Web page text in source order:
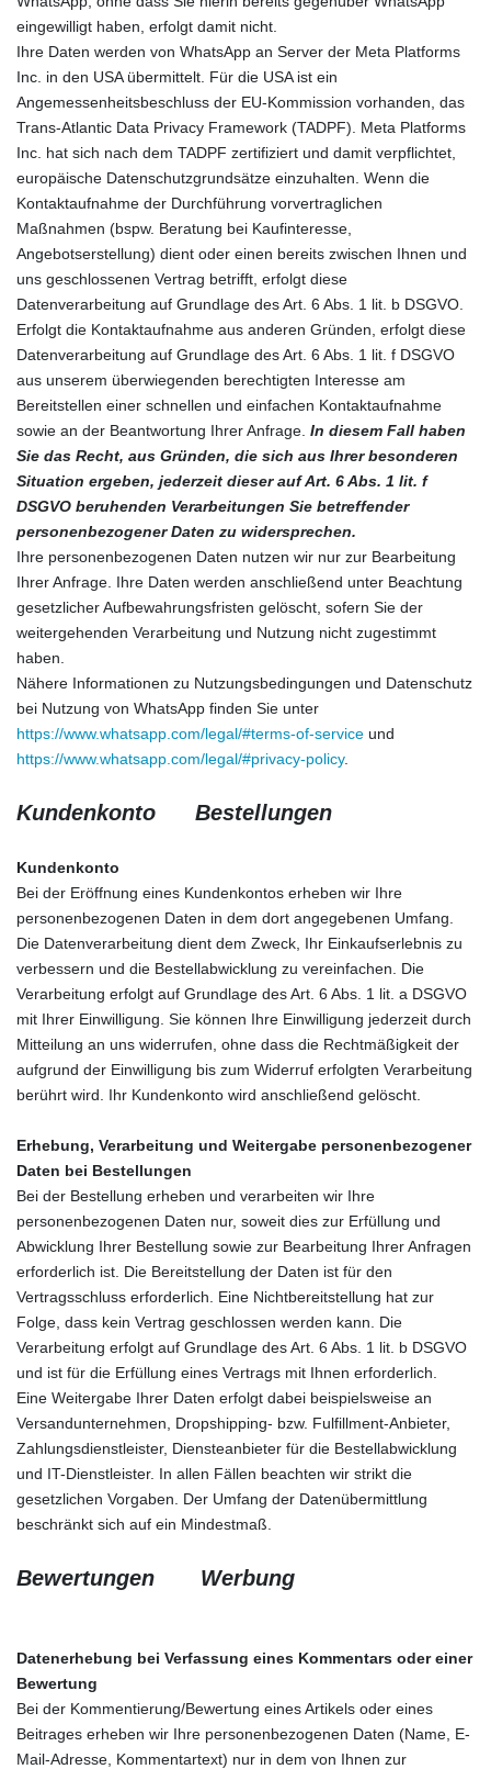
eingewilligt haben, erfolgt damit nicht.
Ihre Daten werden von WhatsApp an Server der Meta Platforms
Inc. in den USA übermittelt. Für die USA ist ein
Angemessenheitsbeschluss der EU-Kommission vorhanden, das
Trans-Atlantic Data Privacy Framework (TADPF). Meta Platforms
Inc. hat sich nach dem TADPF zertifiziert und damit verpflichtet,
europäische Datenschutzgrundsätze einzuhalten. Wenn die
Kontaktaufnahme der Durchführung vorvertraglichen
Maßnahmen (bspw. Beratung bei Kaufinteresse,
Angebotserstellung) dient oder einen bereits zwischen Ihnen und
uns geschlossenen Vertrag betrifft, erfolgt diese
Datenverarbeitung auf Grundlage des Art. 6 Abs. 1 lit. b DSGVO.
Erfolgt die Kontaktaufnahme aus anderen Gründen, erfolgt diese
Datenverarbeitung auf Grundlage des Art. 6 Abs. 1 lit. f DSGVO
aus unserem überwiegenden berechtigten Interesse am
Bereitstellen einer schnellen und einfachen Kontaktaufnahme
sowie an der Beantwortung Ihrer Anfrage. In diesem Fall haben
Sie das Recht, aus Gründen, die sich aus Ihrer besonderen
Situation ergeben, jederzeit dieser auf Art. 6 Abs. 1 lit. f
DSGVO beruhenden Verarbeitungen Sie betreffender
personenbezogener Daten zu widersprechen.
Ihre personenbezogenen Daten nutzen wir nur zur Bearbeitung
Ihrer Anfrage. Ihre Daten werden anschließend unter Beachtung
gesetzlicher Aufbewahrungsfristen gelöscht, sofern Sie der
weitergehenden Verarbeitung und Nutzung nicht zugestimmt
haben.
Nähere Informationen zu Nutzungsbedingungen und Datenschutz
bei Nutzung von WhatsApp finden Sie unter
https://www.whatsapp.com/legal/#terms-of-service und
https://www.whatsapp.com/legal/#privacy-policy.
Kundenkonto Bestellungen
Kundenkonto
Bei der Eröffnung eines Kundenkontos erheben wir Ihre
personenbezogenen Daten in dem dort angegebenen Umfang.
Die Datenverarbeitung dient dem Zweck, Ihr Einkaufserlebnis zu
verbessern und die Bestellabwicklung zu vereinfachen. Die
Verarbeitung erfolgt auf Grundlage des Art. 6 Abs. 1 lit. a DSGVO
mit Ihrer Einwilligung. Sie können Ihre Einwilligung jederzeit durch
Mitteilung an uns widerrufen, ohne dass die Rechtmäßigkeit der
aufgrund der Einwilligung bis zum Widerruf erfolgten Verarbeitung
berührt wird. Ihr Kundenkonto wird anschließend gelöscht.
Erhebung, Verarbeitung und Weitergabe personenbezogener
Daten bei Bestellungen
Bei der Bestellung erheben und verarbeiten wir Ihre
personenbezogenen Daten nur, soweit dies zur Erfüllung und
Abwicklung Ihrer Bestellung sowie zur Bearbeitung Ihrer Anfragen
erforderlich ist. Die Bereitstellung der Daten ist für den
Vertragsschluss erforderlich. Eine Nichtbereitstellung hat zur
Folge, dass kein Vertrag geschlossen werden kann. Die
Verarbeitung erfolgt auf Grundlage des Art. 6 Abs. 1 lit. b DSGVO
und ist für die Erfüllung eines Vertrags mit Ihnen erforderlich.
Eine Weitergabe Ihrer Daten erfolgt dabei beispielsweise an
Versandunternehmen, Dropshipping- bzw. Fulfillment-Anbieter,
Zahlungsdienstleister, Diensteanbieter für die Bestellabwicklung
und IT-Dienstleister. In allen Fällen beachten wir strikt die
gesetzlichen Vorgaben. Der Umfang der Datenübermittlung
beschränkt sich auf ein Mindestmaß.
Bewertungen Werbung
Datenerhebung bei Verfassung eines Kommentars oder einer
Bewertung
Bei der Kommentierung/Bewertung eines Artikels oder eines
Beitrages erheben wir Ihre personenbezogenen Daten (Name, E-
Mail-Adresse, Kommentartext) nur in dem von Ihnen zur